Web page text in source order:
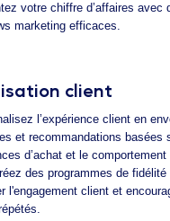
votre chiffre d’affaires avec
marketing efficaces.
client
l’expérience client en
et recommandations basées
d’achat et le comportement
des programmes de fidélité
l'engagement client et